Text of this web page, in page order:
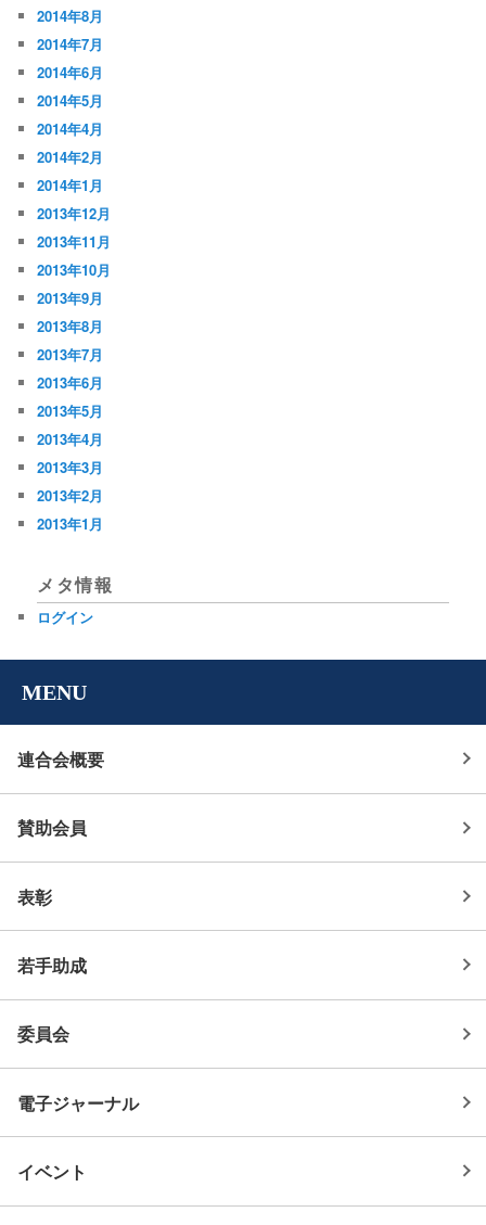
2014年8月
2014年7月
2014年6月
2014年5月
2014年4月
2014年2月
2014年1月
2013年12月
2013年11月
2013年10月
2013年9月
2013年8月
2013年7月
2013年6月
2013年5月
2013年4月
2013年3月
2013年2月
2013年1月
メタ情報
ログイン
MENU
連合会概要
賛助会員
表彰
若手助成
委員会
電子ジャーナル
イベント